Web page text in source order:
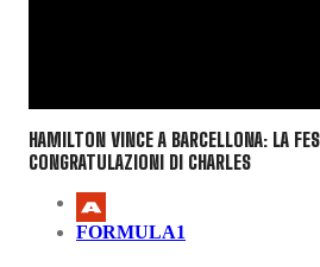
HAMILTON VINCE A BARCELLONA: LA
CONGRATULAZIONI DI CHARLES
FORMULA1